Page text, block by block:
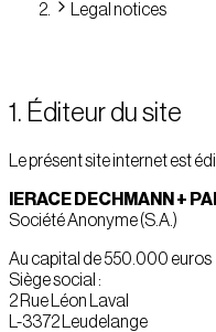
Legal notices
1. Éditeur du site
Le présent site internet est
IERACE DECHMANN +
Société Anonyme (S.A.)
Au capital de 550.000 euros
Siège social :
2 Rue Léon Laval
L-3372 Leudelange